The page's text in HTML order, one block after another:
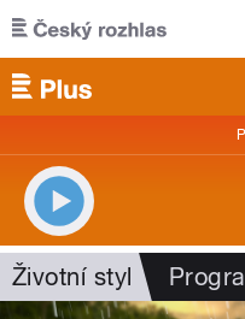
Přejít k hlavnímu obsahu
Životní styl